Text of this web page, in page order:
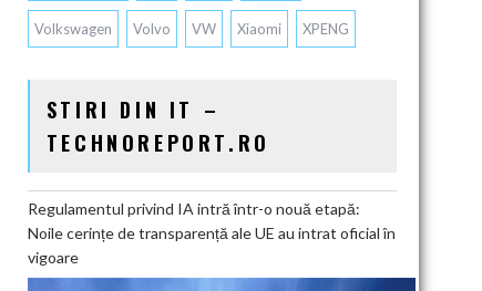
Volkswagen Volvo VW Xiaomi XPENG
STIRI DIN IT –
TECHNOREPORT.RO
Regulamentul privind IA intră într-o nouă etapă:
Noile cerințe de transparență ale UE au intrat oficial în
vigoare